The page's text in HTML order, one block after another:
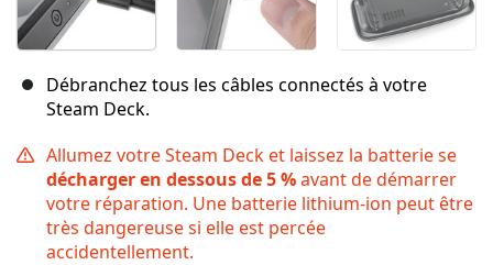
Débranchez tous les câbles connectés à votre
Steam Deck.
Allumez votre Steam Deck et laissez la batterie se
décharger en dessous de 5 %avant de démarrer
votre réparation. Une batterie lithium-ion peut être
très dangereuse si elle est percée
accidentellement.